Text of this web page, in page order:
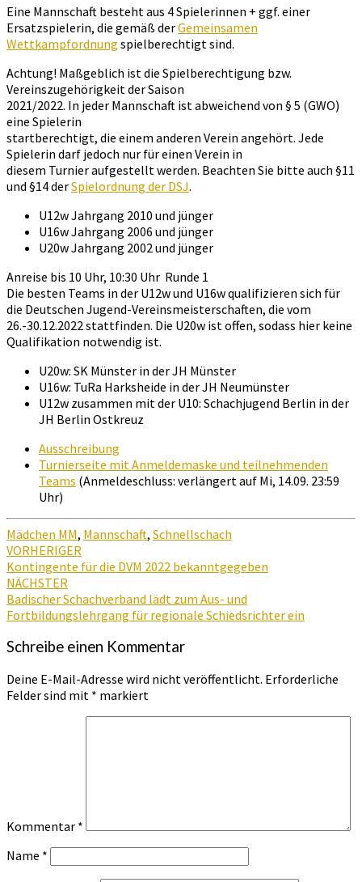
Eine Mannschaft besteht aus 4 Spielerinnen + ggf. einer
Ersatzspielerin, die gemäß derGemeinsamen
Wettkampfordnung spielberechtigt sind.
Achtung! Maßgeblich ist die Spielberechtigung bzw.
Vereinszugehörigkeit der Saison
2021/2022. In jeder Mannschaft ist abweichend von § 5 (GWO)
eine Spielerin
startberechtigt, die einem anderen Verein angehört. Jede
Spielerin darf jedoch nur für einen Verein in
diesem Turnier aufgestellt werden. Beachten Sie bitte auch §11
und §14 derSpielordnung der DSJ.
U12w Jahrgang 2010 und jünger
U16w Jahrgang 2006 und jünger
U20w Jahrgang 2002 und jünger
Anreise bis 10 Uhr, 10:30 Uhr Runde 1
Die besten Teams in der U12w und U16w qualifizieren sich für
die Deutschen Jugend-Vereinsmeisterschaften, die vom
26.-30.12.2022 stattfinden. Die U20w ist offen, sodass hier keine
Qualifikation notwendig ist.
U20w: SK Münster in der JH Münster
U16w: TuRa Harksheide in der JH Neumünster
U12w zusammen mit der U10: Schachjugend Berlin in der
JH Berlin Ostkreuz
Ausschreibung
Turnierseite mit Anmeldemaske und teilnehmenden
Teams (Anmeldeschluss: verlängert auf Mi, 14.09. 23:59
Uhr)
Mädchen MM, Mannschaft, Schnellschach
Beitragsnavigation
VORHERIGER
Kontingente für die DVM 2022 bekanntgegeben
NÄCHSTER
Badischer Schachverband lädt zum Aus- und
Fortbildungslehrgang für regionale Schiedsrichter ein
Schreibe einen Kommentar
Deine E-Mail-Adresse wird nicht veröffentlicht. Erforderliche
Felder sind mit * markiert
Kommentar *
Name *